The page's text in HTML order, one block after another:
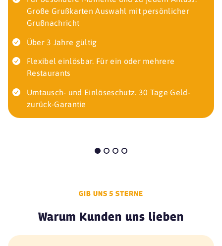
Große Grußkarten Auswahl mit persönlicher
Grußnachricht
Über 3 Jahre gültig
Flexibel einlösbar. Für ein oder mehrere
Restaurants
Umtausch- und Einlöseschutz. 30 Tage Geld-
zurück-Garantie
GIB UNS 5 STERNE
Warum Kunden uns lieben